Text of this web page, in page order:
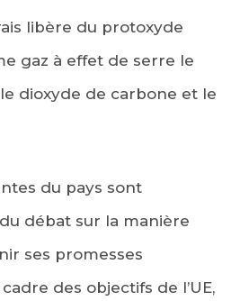
libère du protoxyde
gaz à effet de serre le
dioxyde de carbone et le
du pays sont
débat sur la manière
ses promesses
des objectifs de l’UE,